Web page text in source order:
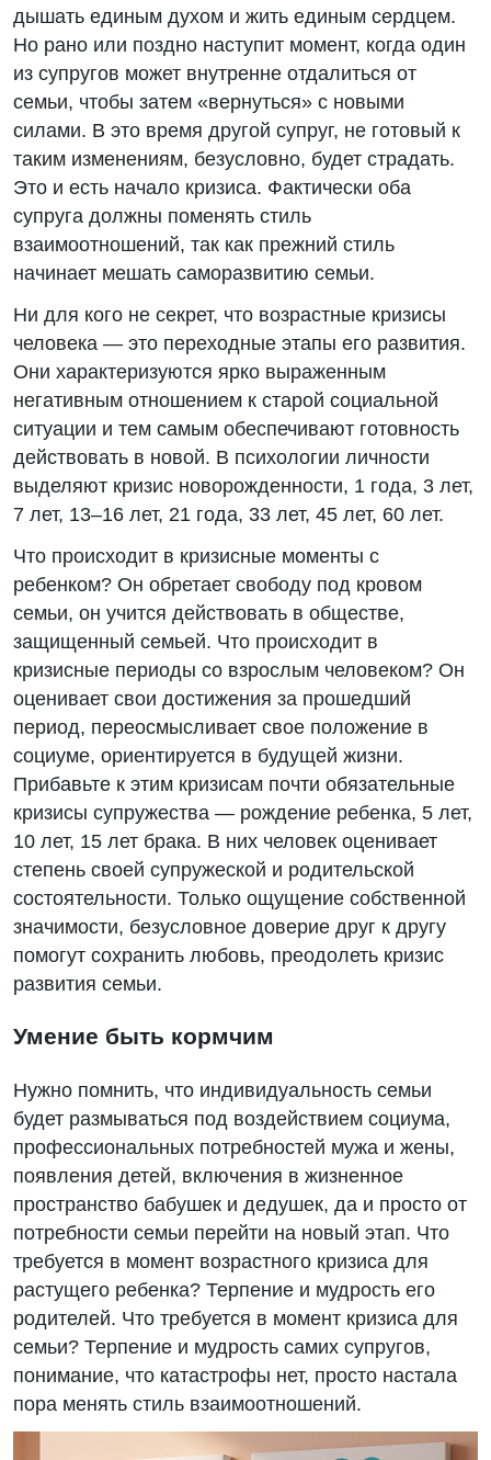
дышать единым духом и жить единым сердцем.
Но рано или поздно наступит момент, когда один
из супругов может внутренне отдалиться от
семьи, чтобы затем «вернуться» с новыми
силами. В это время другой супруг, не готовый к
таким изменениям, безусловно, будет страдать.
Это и есть начало кризиса. Фактически оба
супруга должны поменять стиль
взаимоотношений, так как прежний стиль
начинает мешать саморазвитию семьи.
Ни для кого не секрет, что возрастные кризисы
человека — это переходные этапы его развития.
Они характеризуются ярко выраженным
негативным отношением к старой социальной
ситуации и тем самым обеспечивают готовность
действовать в новой. В психологии личности
выделяют кризис новорожденности, 1 года, 3 лет,
7 лет, 13–16 лет, 21 года, 33 лет, 45 лет, 60 лет.
Что происходит в кризисные моменты с
ребенком? Он обретает свободу под кровом
семьи, он учится действовать в обществе,
защищенный семьей. Что происходит в
кризисные периоды со взрослым человеком? Он
оценивает свои достижения за прошедший
период, переосмысливает свое положение в
социуме, ориентируется в будущей жизни.
Прибавьте к этим кризисам почти обязательные
кризисы супружества — рождение ребенка, 5 лет,
10 лет, 15 лет брака. В них человек оценивает
степень своей супружеской и родительской
состоятельности. Только ощущение собственной
значимости, безусловное доверие друг к другу
помогут сохранить любовь, преодолеть кризис
развития семьи.
Умение быть кормчим
Нужно помнить, что индивидуальность семьи
будет размываться под воздействием социума,
профессиональных потребностей мужа и жены,
появления детей, включения в жизненное
пространство бабушек и дедушек, да и просто от
потребности семьи перейти на новый этап. Что
требуется в момент возрастного кризиса для
растущего ребенка? Терпение и мудрость его
родителей. Что требуется в момент кризиса для
семьи? Терпение и мудрость самих супругов,
понимание, что катастрофы нет, просто настала
пора менять стиль взаимоотношений.